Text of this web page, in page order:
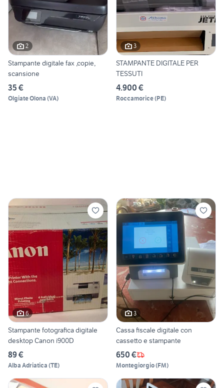
2
Stampante digitale fax ,copie,
scansione
35 €
Olgiate Olona (VA)
3
STAMPANTE DIGITALE PER
TESSUTI
4.900 €
Roccamorice(PE)
6
Stampante fotografica digitale
desktop Canon i900D
89 €
Alba Adriatica (TE)
3
Cassa fiscale digitale con
cassetto e stampante
650 €
Montegiorgio(FM)